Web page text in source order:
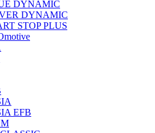
DYNAMIC
DYNAMIC
STOP PLUS
EFB